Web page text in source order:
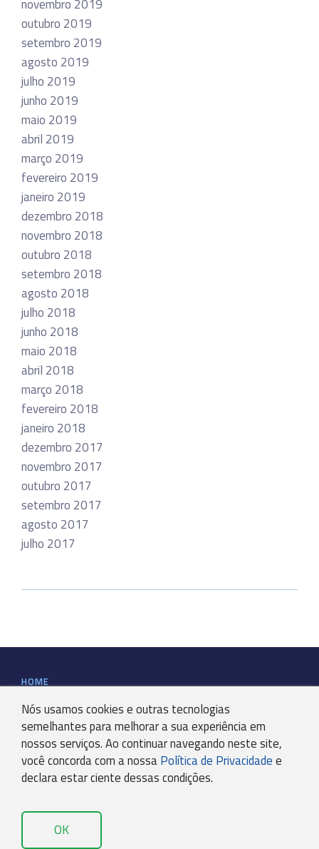
novembro 2019
outubro 2019
setembro 2019
agosto 2019
julho 2019
junho 2019
maio 2019
abril 2019
março 2019
fevereiro 2019
janeiro 2019
dezembro 2018
novembro 2018
outubro 2018
setembro 2018
agosto 2018
julho 2018
junho 2018
maio 2018
abril 2018
março 2018
fevereiro 2018
janeiro 2018
dezembro 2017
novembro 2017
outubro 2017
setembro 2017
agosto 2017
julho 2017
Nós usamos cookies e outras tecnologias
semelhantes para melhorar a sua experiência em
nossos serviços. Ao continuar navegando neste site,
você concorda com a nossa Política de Privacidade e
declara estar ciente dessas condições.
OK
HOME
CALENDÁRIO DE OBRIGAÇÕES
QUEM SOMOS